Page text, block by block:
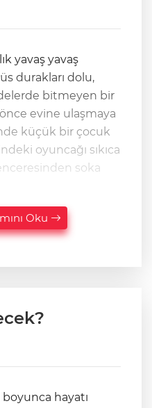
durakları dolu,
bitmeyen bir
evine ulaşmaya
oyuncağı sıkıca
soka
Oku
hayatı